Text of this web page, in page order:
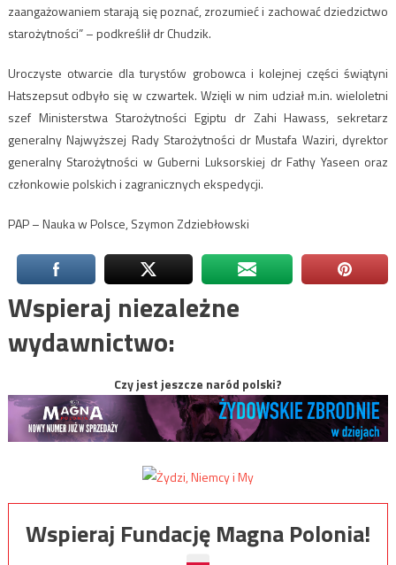
zaangażowaniem starają się poznać, zrozumieć i zachować dziedzictwo
starożytności” – podkreślił dr Chudzik.
Uroczyste otwarcie dla turystów grobowca i kolejnej części świątyni
Hatszepsut odbyło się w czwartek. Wzięli w nim udział m.in. wieloletni
szef Ministerstwa Starożytności Egiptu dr Zahi Hawass, sekretarz
generalny Najwyższej Rady Starożytności dr Mustafa Waziri, dyrektor
generalny Starożytności w Guberni Luksorskiej dr Fathy Yaseen oraz
członkowie polskich i zagranicznych ekspedycji.
PAP – Nauka w Polsce, Szymon Zdziebłowski
Wspieraj niezależne
wydawnictwo:
Czy jest jeszcze naród polski?
Wspieraj Fundację Magna Polonia!